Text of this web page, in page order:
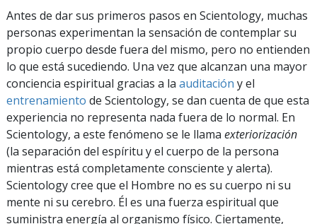
Antes de dar sus primeros pasos en Scientology, muchas
personas experimentan la sensación de contemplar su
propio cuerpo desde fuera del mismo, pero no entienden
lo que está sucediendo. Una vez que alcanzan una mayor
conciencia espiritual gracias a la auditación y el
entrenamiento de Scientology, se dan cuenta de que esta
experiencia no representa nada fuera de lo normal. En
Scientology, a este fenómeno se le llama exteriorización
(la separación del espíritu y el cuerpo de la persona
mientras está completamente consciente y alerta).
Scientology cree que el Hombre no es su cuerpo ni su
mente ni su cerebro. Él es una fuerza espiritual que
suministra energía al organismo físico. Ciertamente,